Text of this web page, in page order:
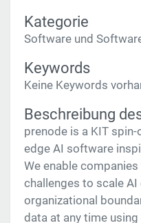
Kategorie
Software und
Keywords
Keine Keywords
Beschreibung
prenode is a KIT
edge AI software
We enable
challenges to scale
organizational
data at any time